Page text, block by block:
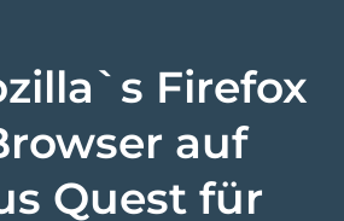
Firefox
auf
Quest für